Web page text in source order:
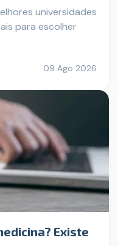
universidades
para escolher
09 Ago 2026
Existe